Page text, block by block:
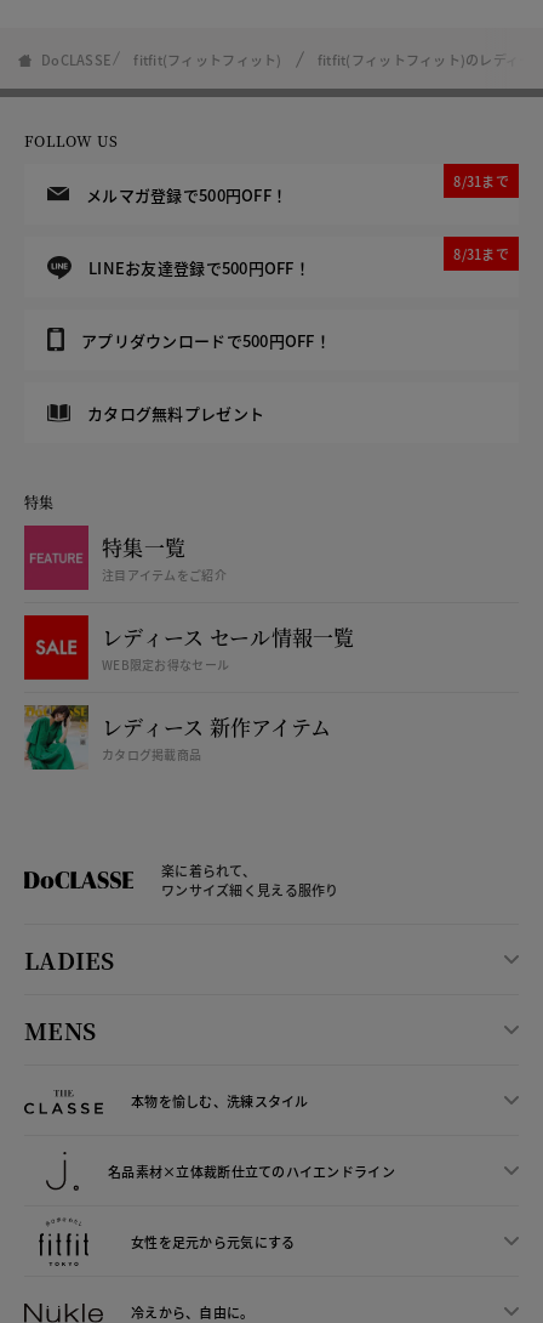
DoCLASSE fitfit(フィットフィット) fitfit(フィットフィット)のレディー
FOLLOW US
メルマガ登録で500円OFF！
8/31まで
LINEお友達登録で500円OFF！
8/31まで
アプリダウンロードで500円OFF！
カタログ無料プレゼント
特集
特集一覧
注目アイテムをご紹介
レディース セール情報一覧
WEB限定お得なセール
レディース 新作アイテム
カタログ掲載商品
楽に着られて、
ワンサイズ細く見える服作り
LADIES
MENS
本物を愉しむ、洗練スタイル
名品素材×立体裁断仕立てのハイエンドライン
女性を足元から元気にする
冷えから、 自由に。